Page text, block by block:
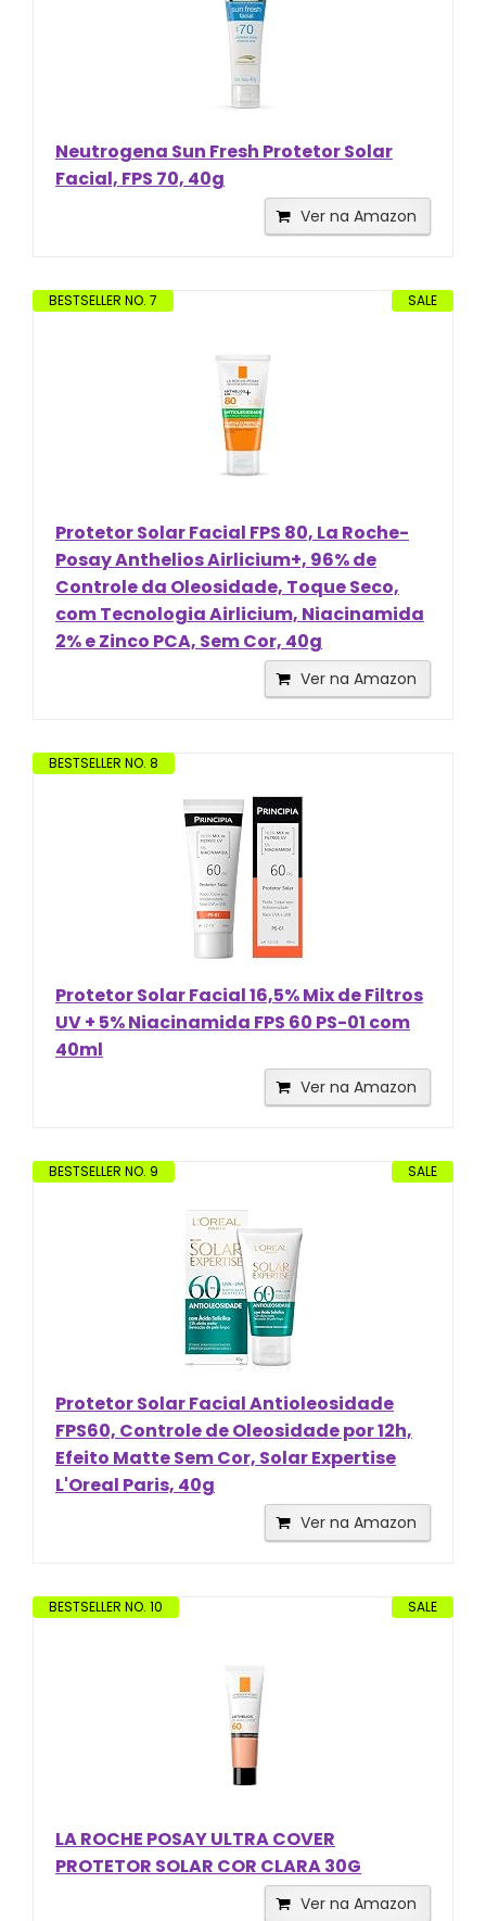
Neutrogena Sun Fresh Protetor Solar
Facial, FPS 70, 40g
Ver na Amazon
SALE
BESTSELLER NO. 7
Protetor Solar Facial FPS 80, La Roche-
Posay Anthelios Airlicium+, 96% de
Controle da Oleosidade, Toque Seco,
com Tecnologia Airlicium, Niacinamida
2% e Zinco PCA, Sem Cor, 40g
Ver na Amazon
BESTSELLER NO. 8
Protetor Solar Facial 16,5% Mix de Filtros
UV + 5% Niacinamida FPS 60 PS-01 com
40ml
Ver na Amazon
SALE
BESTSELLER NO. 9
Protetor Solar Facial Antioleosidade
FPS60, Controle de Oleosidade por 12h,
Efeito Matte Sem Cor, Solar Expertise
L'Oreal Paris, 40g
Ver na Amazon
SALE
BESTSELLER NO. 10
LA ROCHE POSAY ULTRA COVER
PROTETOR SOLAR COR CLARA 30G
Ver na Amazon